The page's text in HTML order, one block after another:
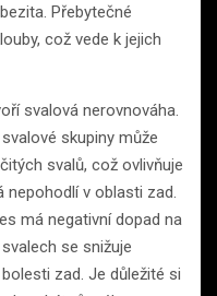
Přebytečné
což vede k jejich
svalová nerovnováha.
skupiny může
svalů, což ovlivňuje
v oblasti zad.
má negativní dopad na
se snižuje
zad. Je důležité si